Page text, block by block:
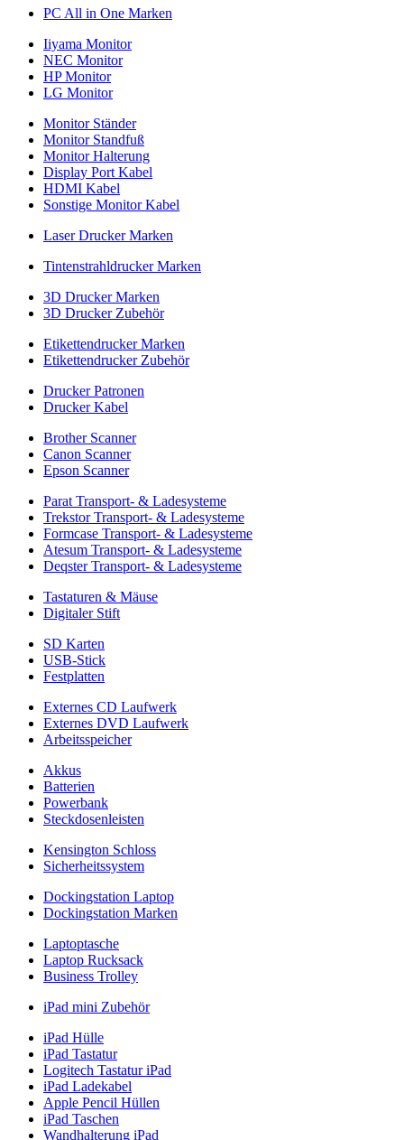
PC All in One Marken
Iiyama Monitor
NEC Monitor
HP Monitor
LG Monitor
Monitor Ständer
Monitor Standfuß
Monitor Halterung
Display Port Kabel
HDMI Kabel
Sonstige Monitor Kabel
Laser Drucker Marken
Tintenstrahldrucker Marken
3D Drucker Marken
3D Drucker Zubehör
Etikettendrucker Marken
Etikettendrucker Zubehör
Drucker Patronen
Drucker Kabel
Brother Scanner
Canon Scanner
Epson Scanner
Parat Transport- & Ladesysteme
Trekstor Transport- & Ladesysteme
Formcase Transport- & Ladesysteme
Atesum Transport- & Ladesysteme
Deqster Transport- & Ladesysteme
Tastaturen & Mäuse
Digitaler Stift
SD Karten
USB-Stick
Festplatten
Externes CD Laufwerk
Externes DVD Laufwerk
Arbeitsspeicher
Akkus
Batterien
Powerbank
Steckdosenleisten
Kensington Schloss
Sicherheitssystem
Dockingstation Laptop
Dockingstation Marken
Laptoptasche
Laptop Rucksack
Business Trolley
iPad mini Zubehör
iPad Hülle
iPad Tastatur
Logitech Tastatur iPad
iPad Ladekabel
Apple Pencil Hüllen
iPad Taschen
Wandhalterung iPad